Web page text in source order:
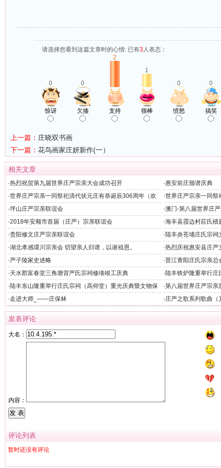
请选择您看到这篇文章时的心情: 已有3人表态：
0 0
2
1
0
0
惊讶 欠揍 支持 很棒 愤怒 搞笑
上一篇： 庄晓双书画
下一篇： 花鸟画家庄妍新作(一）
相关文章
·热烈祝贺第九届世界庄严宗亲大会成功召开 ·惠安前庄颁谱庆典
·世界庄严宗亲一同祭祀清代状元庄有恭诞辰306周年（欢
迎晚宴）
·世界庄严宗亲一同祭
州）
·坪山庄严宗亲联谊会 ·澳门-第八届世界庄
·2018年安顺市首届（庄严）宗亲联谊会 ·海丰县霞边村莊氏積
·贵阳修文庄严宗亲联谊会 ·陆丰炎苍埔庄氏宗
·湖北孝感環川宗亲会 切望亲人归谱，以谢祖恩。 ·热烈庆祝惠安县庄严
隆重举行
·严子陵家史述略 ·晋江青阳庄氏宗亲总
·天水郡富春堂三角塘背严氏宗祠修缮竣工庆典 ·陆丰铁炉隆重举行
·陆丰东山隆重举行庄氏宗祠（高仰堂）重光庆典暨文物保
护单位揭牌仪式
·第八届世界庄严宗亲
·走进大师_——庄保林 ·庄严之歌系列歌曲
发表评论
大名：
内容：
评论列表
暂时还没有评论